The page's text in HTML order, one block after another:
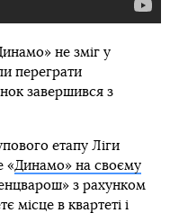
не зміг у
переграти
завершився з
етапу Ліги
«Динамо» на своєму
з рахунком
місце в квартеті і